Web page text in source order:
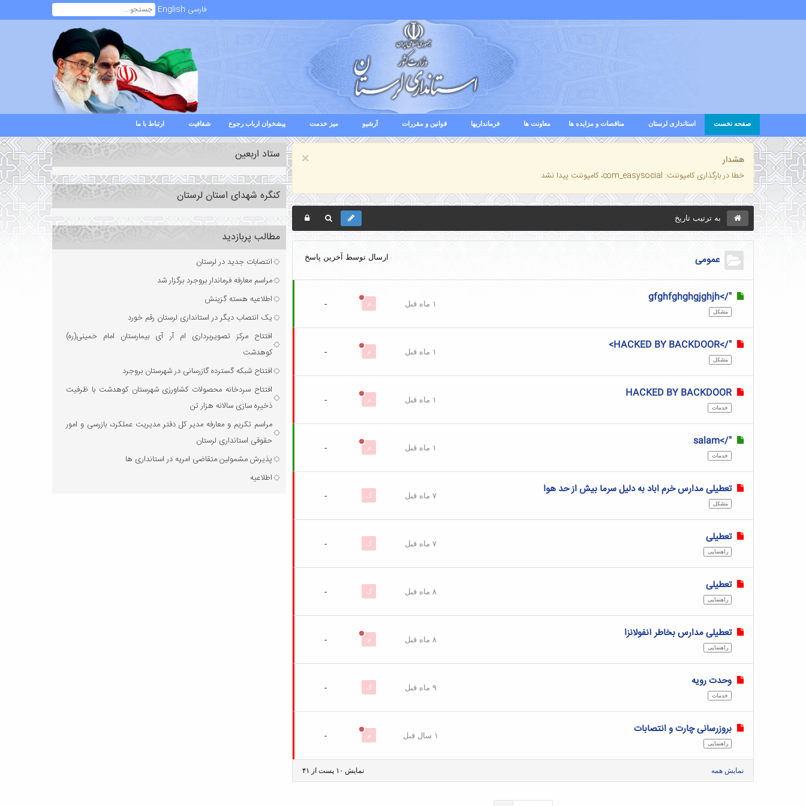
فارسی English
صفحه نخست استانداری لرستان مناقصات و مزایده ها معاونت ها فرمانداریها قوانین و مقررات آرشیو میز خدمت پیشخوان ارباب رجوع شفافیت ارتباط با ما
×
هشدار
خطا در بارگذاری کامپوننت: com_easysocial، کامپوننت پیدا نشد
به ترتیب تاریخ
عمومی ارسال توسط آخرین پاسخ
"/>gfghfghghgjghjh
مشکل
۱ ماه قبل م -
"/>HACKED BY BACKDOOR>
مشکل
۱ ماه قبل م -
HACKED BY BACKDOOR
خدمات
۱ ماه قبل م -
"/>salam
خدمات
۱ ماه قبل م -
تعطیلی مدارس خرم اباد به دلیل سرما بیش از حد هوا
مشکل
۷ ماه قبل ک -
تعطیلی
راهنمایی
۷ ماه قبل ک -
تعطیلی
راهنمایی
۸ ماه قبل ک -
تعطیلی مدارس بخاطر آنفولانزا
راهنمایی
۸ ماه قبل م -
وحدت رویه
خدمات
۹ ماه قبل ک -
بروزرسانی چارت و انتصابات
راهنمایی
۱ سال قبل م -
نمایش همه نمایش ۱۰ پست از ۴۱
ستاد اربعین
کنگره شهدای استان لرستان
مطالب پربازدید
انتصابات جدید در لرستان
مراسم معارفه فرماندار بروجرد برگزار شد
اطلاعیه هسته گزینش
یک انتصاب دیگر در استانداری لرستان رقم خورد
افتتاح مرکز تصویربرداری ام آر آی بیمارستان امام خمینی(ره)
کوهدشت
افتتاح شبکه گسترده گازرسانی در شهرستان بروجرد
افتتاح سردخانه محصولات کشاورزی شهرستان کوهدشت با ظرفیت
ذخیره‌ سازی سالانه هزار تن
مراسم تکریم و معارفه مدیر کل دفتر مدیریت عملکرد، بازرسی و امور
حقوقی استانداری لرستان
پذیرش مشمولین متقاضی امریه در استانداری ها
اطلاعیه